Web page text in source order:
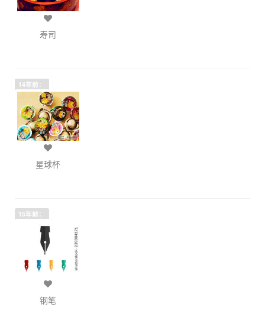
寿司
14年前：
星球杯
15年前：
钢笔